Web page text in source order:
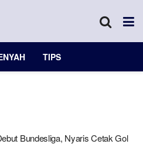
TIPS
Bundesliga, Nyaris Cetak Gol